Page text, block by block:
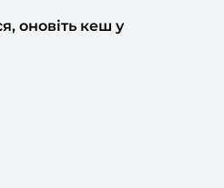
оновіть кеш у